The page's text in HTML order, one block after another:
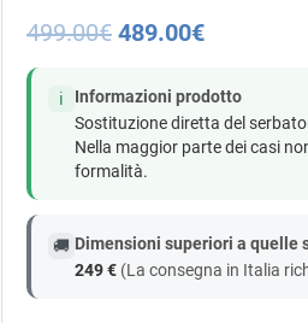
499.00€ 489.00€
ℹ️
Informazioni prodotto
Sostituzione diretta del
Nella maggior parte dei casi
formalità.
🚚 Dimensioni superiori a quelle
249 € (La consegna in Italia